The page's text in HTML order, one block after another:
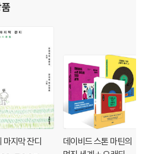
그 밖
마지막 잔디
데이비드 스톤 마틴의